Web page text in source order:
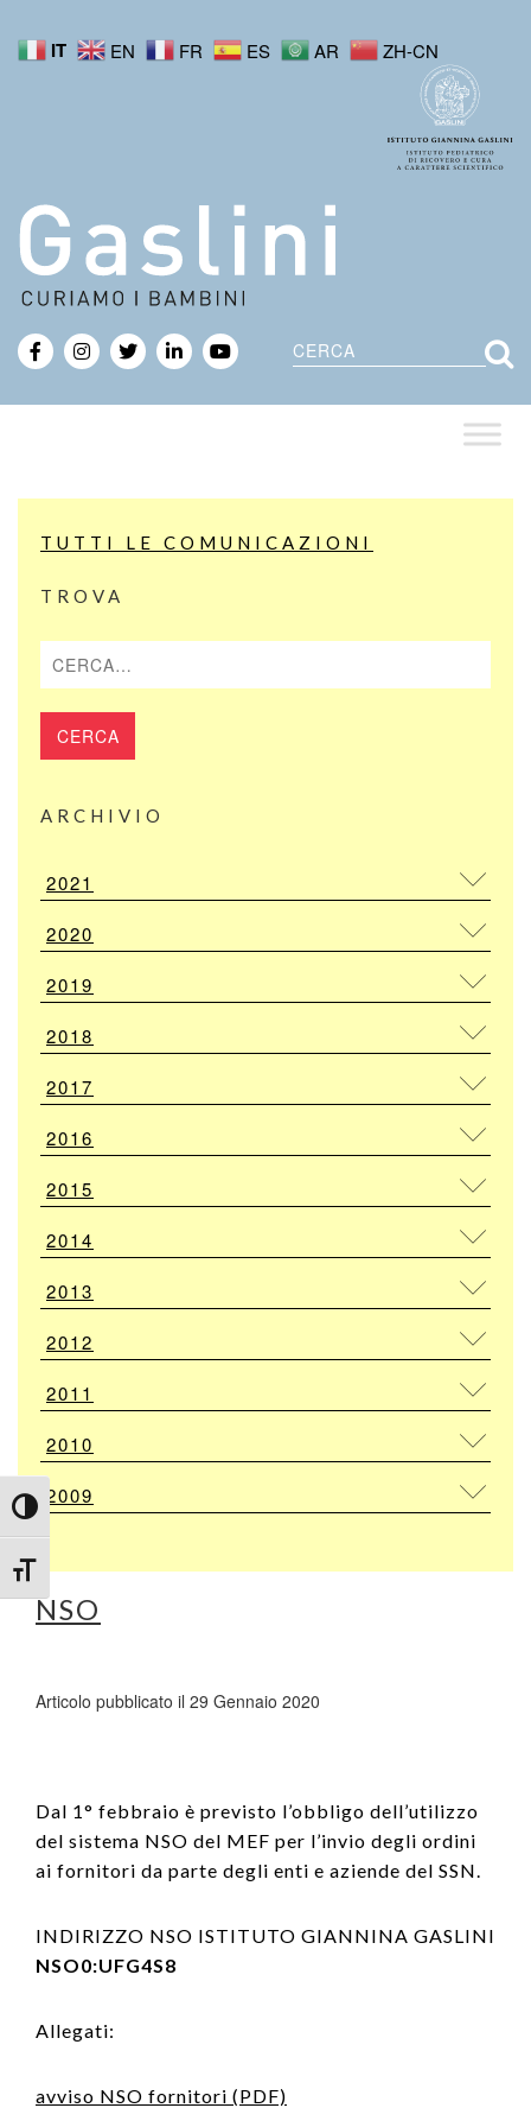
Attiva/disattiva alto contrasto
Attiva/disattiva dimensione testo
IT EN FR ES AR ZH-CN
Cerca
TUTTI LE COMUNICAZIONI
TROVA
ARCHIVIO
2021
2020
2019
2018
2017
2016
2015
2014
2013
2012
2011
2010
2009
NSO
Articolo pubblicato il 29 Gennaio 2020
Dal 1° febbraio è previsto l’obbligo dell’utilizzo
del sistema NSO del MEF per l’invio degli ordini
ai fornitori da parte degli enti e aziende del SSN.
INDIRIZZO NSO ISTITUTO GIANNINA GASLINI
NSO0:UFG4S8
Allegati:
avviso NSO fornitori (PDF)